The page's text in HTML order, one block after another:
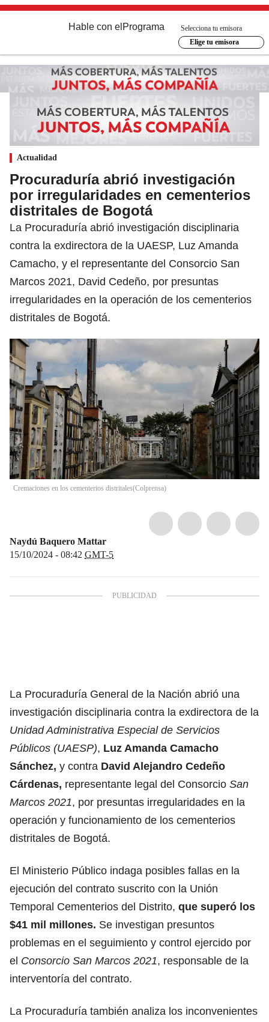
Hable con el Programa
Selecciona tu emisora
Elige tu emisora
Actualidad
Procuraduría abrió investigación
por irregularidades en cementerios
distritales de Bogotá
La Procuraduría abrió investigación disciplinaria
contra la exdirectora de la UAESP, Luz Amanda
Camacho, y el representante del Consorcio San
Marcos 2021, David Cedeño, por presuntas
irregularidades en la operación de los cementerios
distritales de Bogotá.
Cremaciones en los cementerios distritales(Colprensa)
Naydú Baquero Mattar
15/10/2024 - 08:42 GMT-5
La Procuraduría General de la Nación abrió una
investigación disciplinaria contra la exdirectora de la
Unidad Administrativa Especial de Servicios
Públicos (UAESP), Luz Amanda Camacho
Sánchez, y contra David Alejandro Cedeño
Cárdenas, representante legal del Consorcio San
Marcos 2021, por presuntas irregularidades en la
operación y funcionamiento de los cementerios
distritales de Bogotá.
El Ministerio Público indaga posibles fallas en la
ejecución del contrato suscrito con la Unión
Temporal Cementerios del Distrito, que superó los
$41 mil millones. Se investigan presuntos
problemas en el seguimiento y control ejercido por
el Consorcio San Marcos 2021, responsable de la
interventoría del contrato.
La Procuraduría también analiza los inconvenientes